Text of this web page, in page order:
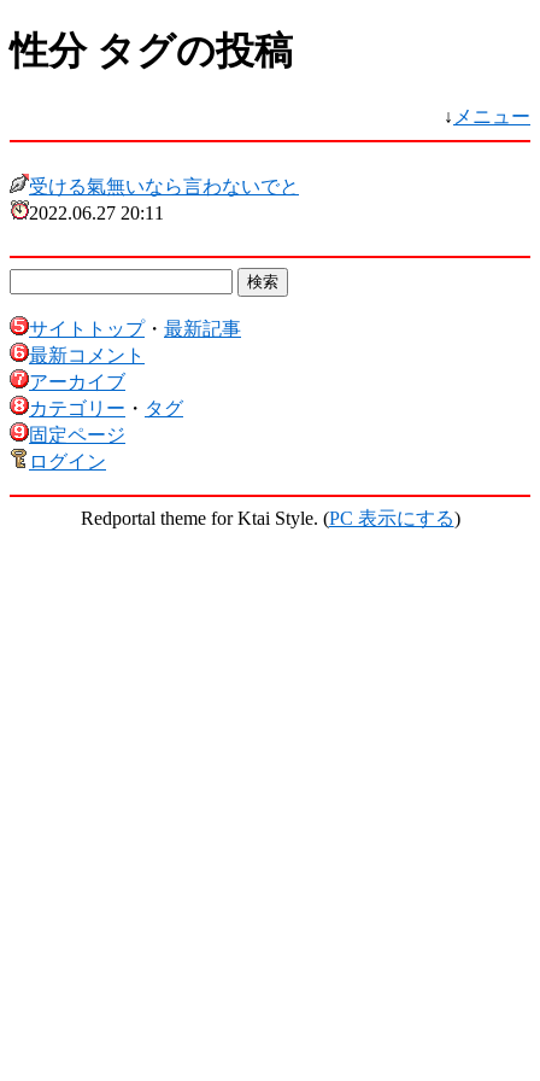
性分 タグの投稿
↓ メニュー
受ける氣無いなら言わないでと
2022.06.27 20:11
サイトトップ・ 最新記事
最新コメント
アーカイブ
カテゴリー ・ タグ
固定ページ
ログイン
Redportal theme for Ktai Style. (PC 表示にする)